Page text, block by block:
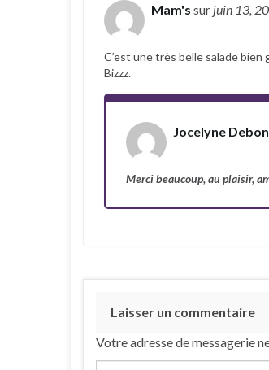
Mam's sur juin 13,
C’est une très belle salade bien
Bizzz.
Jocelyne Debon
Merci beaucoup, au plaisir,
Laisser un commentaire
Votre adresse de messagerie